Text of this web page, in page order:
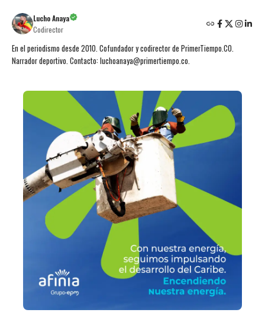
Lucho Anaya
Codirector
En el periodismo desde 2010. Cofundador y codirector de PrimerTiempo.CO.
Narrador deportivo. Contacto: luchoanaya@primertiempo.co.